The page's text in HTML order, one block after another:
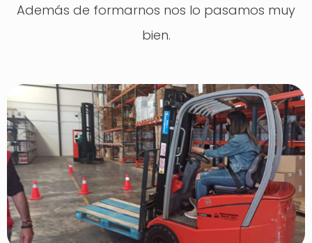
Además de formarnos nos lo pasamos muy
bien.